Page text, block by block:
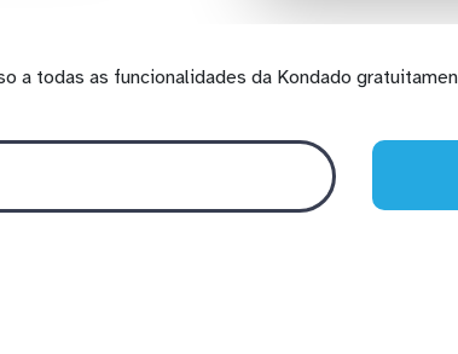
a todas as funcionalidades da Kondado